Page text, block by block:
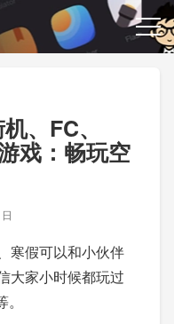
、FC、
戏：畅玩空
日
寒假可以和小伙伴
大家小时候都玩过